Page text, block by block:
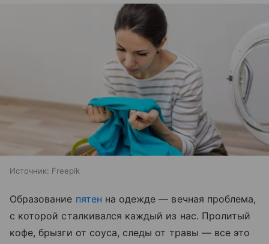
Источник: Freepik
Образование пятен на одежде — вечная проблема,
с которой сталкивался каждый из нас. Пролитый
кофе, брызги от соуса, следы от травы — все это